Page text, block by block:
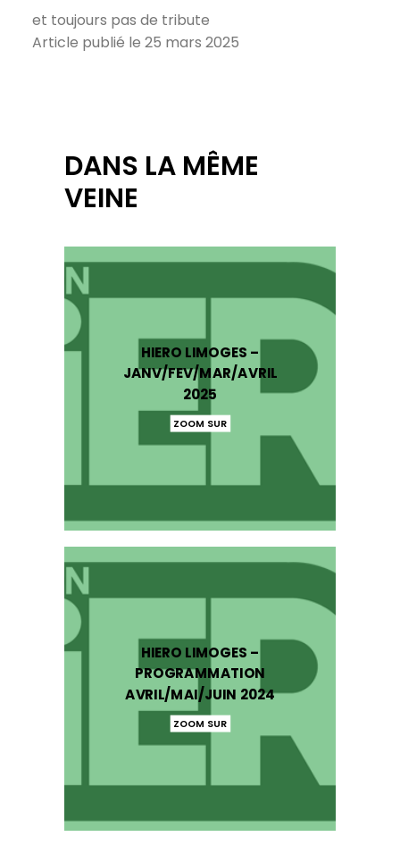
et toujours pas de tribute
Article publié le 25 mars 2025
DANS LA MÊME
VEINE
HIERO LIMOGES –
JANV/FEV/MAR/AVRIL
2025
ZOOM SUR
HIERO LIMOGES –
PROGRAMMATION
AVRIL/MAI/JUIN 2024
ZOOM SUR